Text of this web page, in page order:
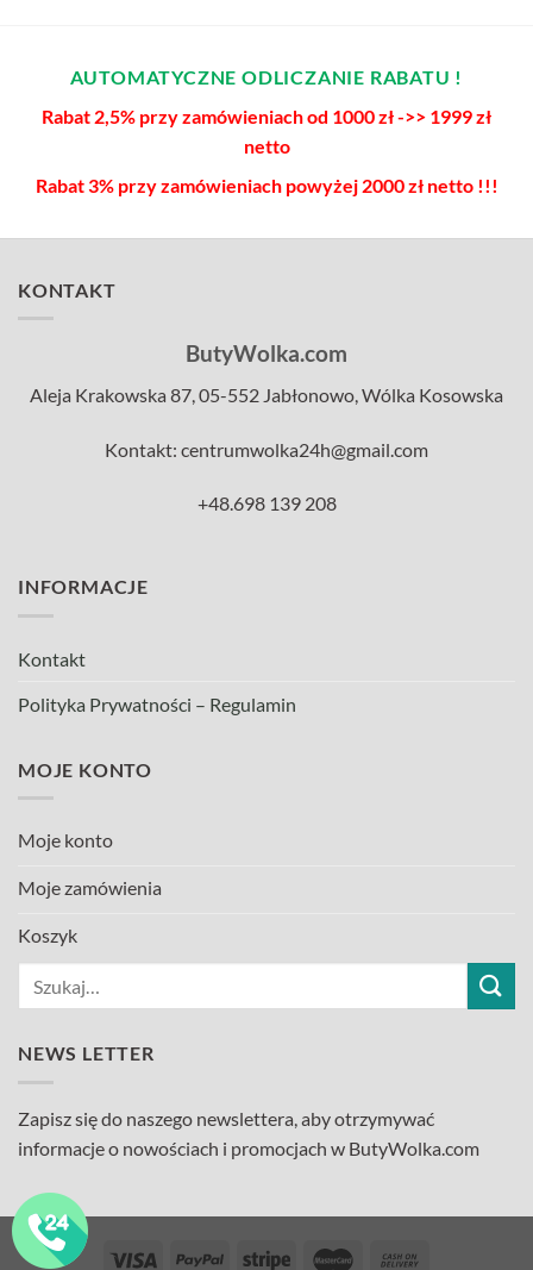
AUTOMATYCZNE ODLICZANIE RABATU !
Rabat 2,5% przy zamówieniach od 1000 zł ->> 1999 zł
netto
Rabat 3% przy zamówieniach powyżej 2000 zł netto !!!
KONTAKT
ButyWolka.com
Aleja Krakowska 87, 05-552 Jabłonowo, Wólka Kosowska
Kontakt: centrumwolka24h@gmail.com
+48.698 139 208
INFORMACJE
Kontakt
Polityka Prywatności – Regulamin
MOJE KONTO
Moje konto
Moje zamówienia
Koszyk
NEWS LETTER
Zapisz się do naszego newslettera, aby otrzymywać
informacje o nowościach i promocjach w ButyWolka.com